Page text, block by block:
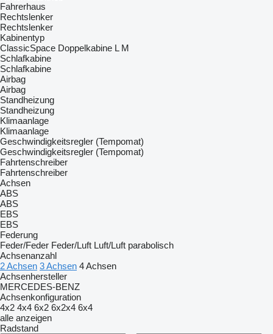
Fahrerhaus
Rechtslenker
Rechtslenker
Kabinentyp
ClassicSpace Doppelkabine L M
Schlafkabine
Schlafkabine
Airbag
Airbag
Standheizung
Standheizung
Klimaanlage
Klimaanlage
Geschwindigkeitsregler (Tempomat)
Geschwindigkeitsregler (Tempomat)
Fahrtenschreiber
Fahrtenschreiber
Achsen
ABS
ABS
EBS
EBS
Federung
Feder/Feder Feder/Luft Luft/Luft parabolisch
Achsenanzahl
2 Achsen 3 Achsen 4 Achsen
Achsenhersteller
MERCEDES-BENZ
Achsenkonfiguration
4x2 4x4 6x2 6x2x4 6x4
alle anzeigen
Radstand